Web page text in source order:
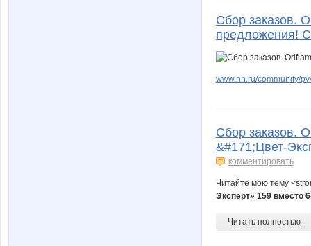
medtexnika melok
spirulkina striped
Сбор заказов.
предложения!
www.nn.ru/community/
Сбор заказов.
&#171;Цвет-
комментировать
Читайте мою тему
Эксперт» 159 вместо
Читать полностью